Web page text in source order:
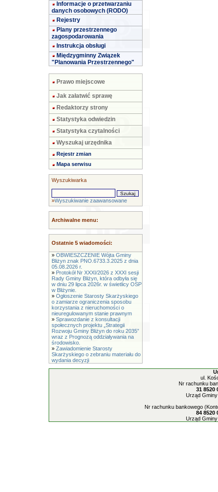
Informacje o przetwarzaniu
danych osobowych (RODO)
Rejestry
Plany przestrzennego
zagospodarowania
Instrukcja obsługi
Międzygminny Związek
"Planowania Przestrzennego"
Prawo miejscowe
Jak załatwić sprawę
Redaktorzy strony
Statystyka odwiedzin
Statystyka czytalności
Wyszukaj urzędnika
Rejestr zmian
Mapa serwisu
Wyszukiwarka
»Wyszukiwanie zaawansowane
Archiwalne menu:
Ostatnie 5 wiadomości:
» OBWIESZCZENIE Wójta Gminy
Bliżyn znak PNO.6733.3.2025 z dnia
05.08.2026 r.
» Protokół Nr XXXI/2026 z XXXI sesji
Rady Gminy Bliżyn, która odbyła się
w dniu 29 lipca 2026r. w świetlicy OSP
w Bliżynie.
» Ogłoszenie Starosty Skarżyskiego
o zamiarze ograniczenia sposobu
korzystania z nieruchomości o
nieuregulowanym stanie prawnym
» Sprawozdanie z konsultacji
społecznych projektu „Strategii
Rozwoju Gminy Bliżyn do roku 2035”
wraz z Prognozą oddziaływania na
środowisko.
» Zawiadomienie Starosty
Skarżyskiego o zebraniu materiału do
wydania decyzji
ul.
Nr rachunku
31 8520
Urząd
Nr rachunku bankowego
84 8520
Urząd